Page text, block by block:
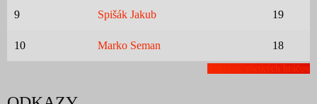
9 Spišák Jakub 19
10 Marko Seman 18
Zobraziť všetkých hráčov